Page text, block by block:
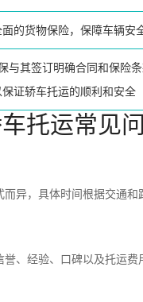
的货物保险，保障车辆安
与其签订明确合同和保险
证轿车托运的顺利和安全
托运常见
异，具体时间根据交通和
经验、口碑以及托运费